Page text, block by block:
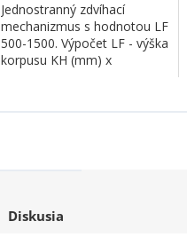
Jednostranný zdvíhací
mechanizmus s hodnotou LF
500-1500. Výpočet LF - výška
korpusu KH (mm) x
Diskusia